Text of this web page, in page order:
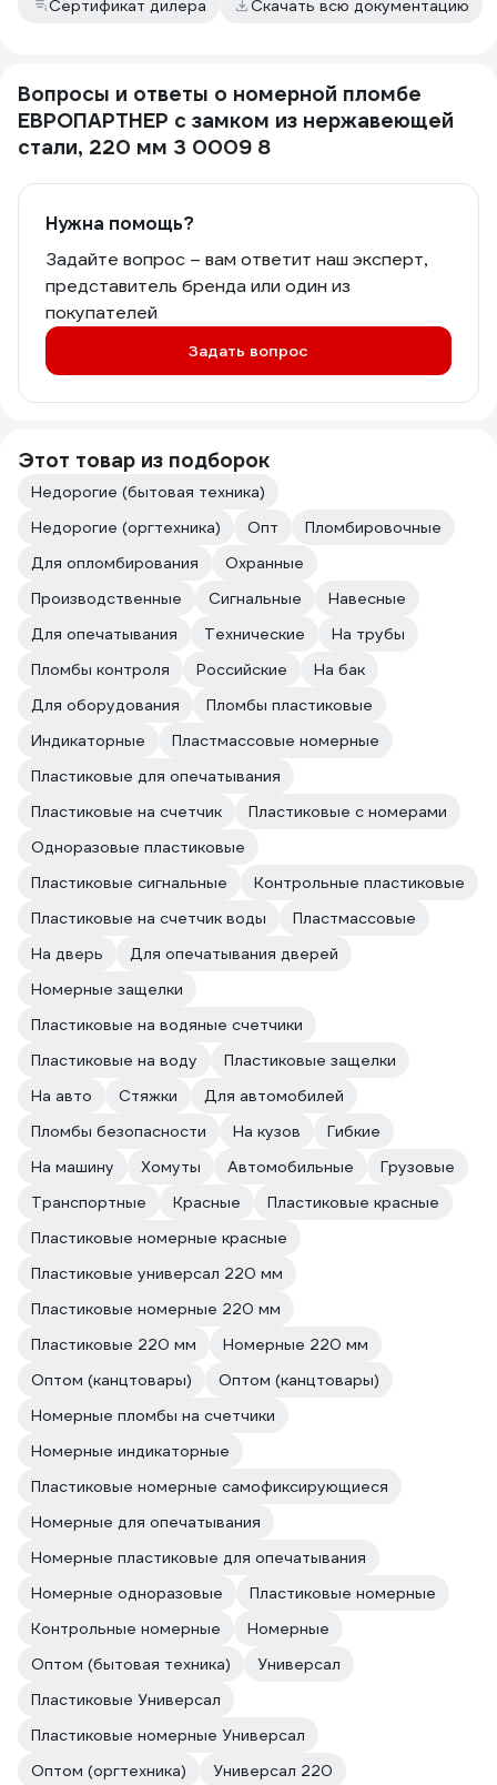
Сертификат дилера Скачать всю документацию
Вопросы и ответы о номерной пломбе
ЕВРОПАРТНЕР с замком из нержавеющей
стали, 220 мм 3 0009 8
Нужна помощь?
Задайте вопрос – вам ответит наш эксперт,
представитель бренда или один из
покупателей
Задать вопрос
Этот товар из подборок
Недорогие (бытовая техника)
Недорогие (оргтехника)
Опт
Пломбировочные
Для опломбирования
Охранные
Производственные
Сигнальные
Навесные
Для опечатывания
Технические
На трубы
Пломбы контроля
Российские
На бак
Для оборудования
Пломбы пластиковые
Индикаторные
Пластмассовые номерные
Пластиковые для опечатывания
Пластиковые на счетчик
Пластиковые с номерами
Одноразовые пластиковые
Пластиковые сигнальные
Контрольные пластиковые
Пластиковые на счетчик воды
Пластмассовые
На дверь
Для опечатывания дверей
Номерные защелки
Пластиковые на водяные счетчики
Пластиковые на воду
Пластиковые защелки
На авто
Стяжки
Для автомобилей
Пломбы безопасности
На кузов
Гибкие
На машину
Хомуты Автомобильные
Грузовые
Транспортные
Красные
Пластиковые красные
Пластиковые номерные красные
Пластиковые универсал 220 мм
Пластиковые номерные 220 мм
Пластиковые 220 мм
Номерные 220 мм
Оптом (канцтовары)
Оптом (канцтовары)
Номерные пломбы на счетчики
Номерные индикаторные
Пластиковые номерные самофиксирующиеся
Номерные для опечатывания
Номерные пластиковые для опечатывания
Номерные одноразовые
Пластиковые номерные
Контрольные номерные
Номерные
Оптом (бытовая техника)
Универсал
Пластиковые Универсал
Пластиковые номерные Универсал
Оптом (оргтехника)
Универсал 220